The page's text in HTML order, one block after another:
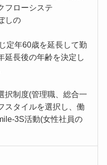
フローシステ
しの
定年60歳を延長して勤
延長後の年齢を決定し
制度(管理職、総合一
スタイルを選択し、働
3S活動(女性社員の